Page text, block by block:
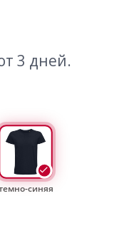
3 дней.
синяя